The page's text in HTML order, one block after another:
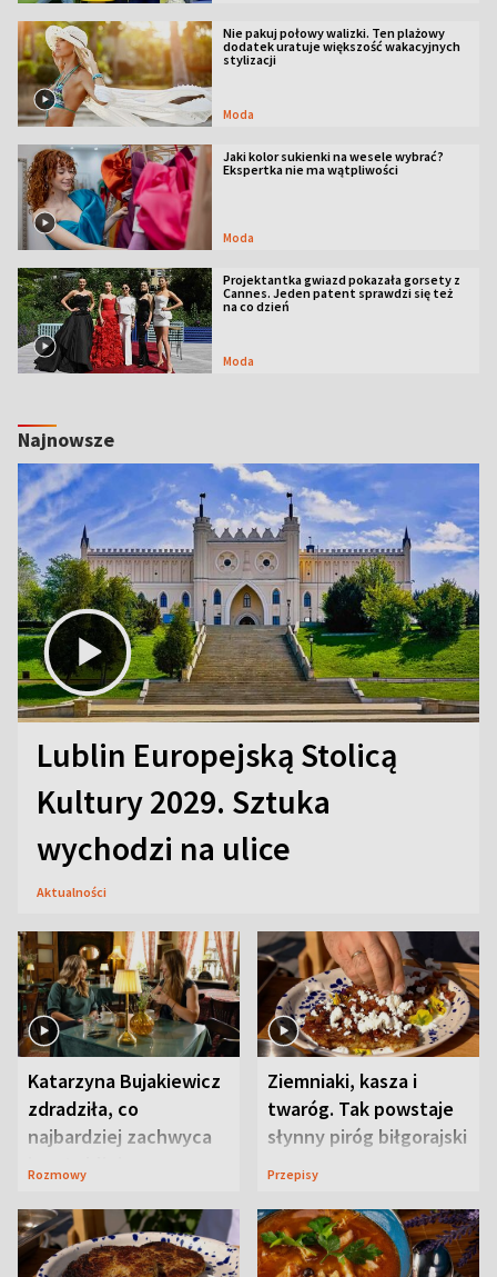
Nie pakuj połowy walizki. Ten plażowy
dodatek uratuje większość wakacyjnych
stylizacji
Moda
Jaki kolor sukienki na wesele wybrać?
Ekspertka nie ma wątpliwości
Moda
Projektantka gwiazd pokazała gorsety z
Cannes. Jeden patent sprawdzi się też
na co dzień
Moda
Najnowsze
Lublin Europejską Stolicą
Kultury 2029. Sztuka
wychodzi na ulice
Aktualności
Katarzyna Bujakiewicz
zdradziła, co
najbardziej zachwyca
ją w Lublinie
Rozmowy
Ziemniaki, kasza i
twaróg. Tak powstaje
słynny piróg biłgorajski
Przepisy